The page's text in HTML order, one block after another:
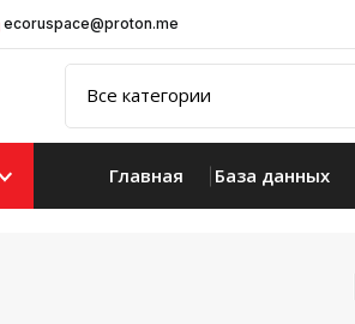
ecoruspace@proton.me
Главная База данных